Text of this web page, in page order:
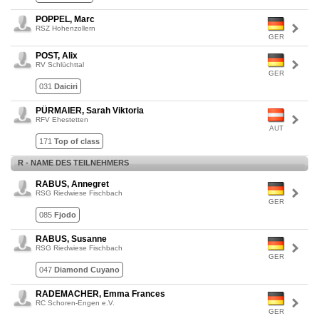
GER
POPPEL, Marc
RSZ Hohenzollern
GER
POST, Alix
RV Schlüchttal
031 Daiciri
AUT
PÜRMAIER, Sarah Viktoria
RFV Ehestetten
171 Top of class
R - NAME DES TEILNEHMERS
GER
RABUS, Annegret
RSG Riedwiese Fischbach
085 Fjodo
GER
RABUS, Susanne
RSG Riedwiese Fischbach
047 Diamond Cuyano
GER
RADEMACHER, Emma Frances
RC Schoren-Engen e.V.